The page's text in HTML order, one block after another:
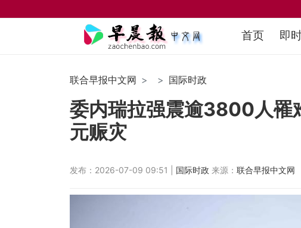
首页 即
联合早报中文网 国际时政
委内瑞拉强震逾3800人罹
元赈灾
发布：2026-07-09 09:51 | 国际时政 来源： 联合早报中文网